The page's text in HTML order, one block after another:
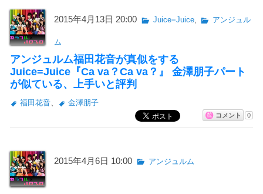
2015年4月13日 20:00 Juice=Juice, アンジュル
ム
アンジュルム福田花音が真似をする
Juice=Juice『Ca va？Ca va？』 金澤朋子パート
が似ている、上手いと評判
福田花音、 金澤朋子
コメント 0
2015年4月6日 10:00 アンジュルム